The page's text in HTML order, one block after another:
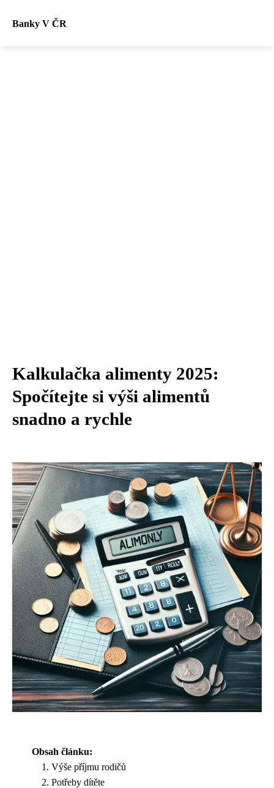
Banky V ČR
Kalkulačka alimenty 2025:
Spočítejte si výši alimentů
snadno a rychle
Obsah článku:
Výše příjmu rodičů
Potřeby dítěte